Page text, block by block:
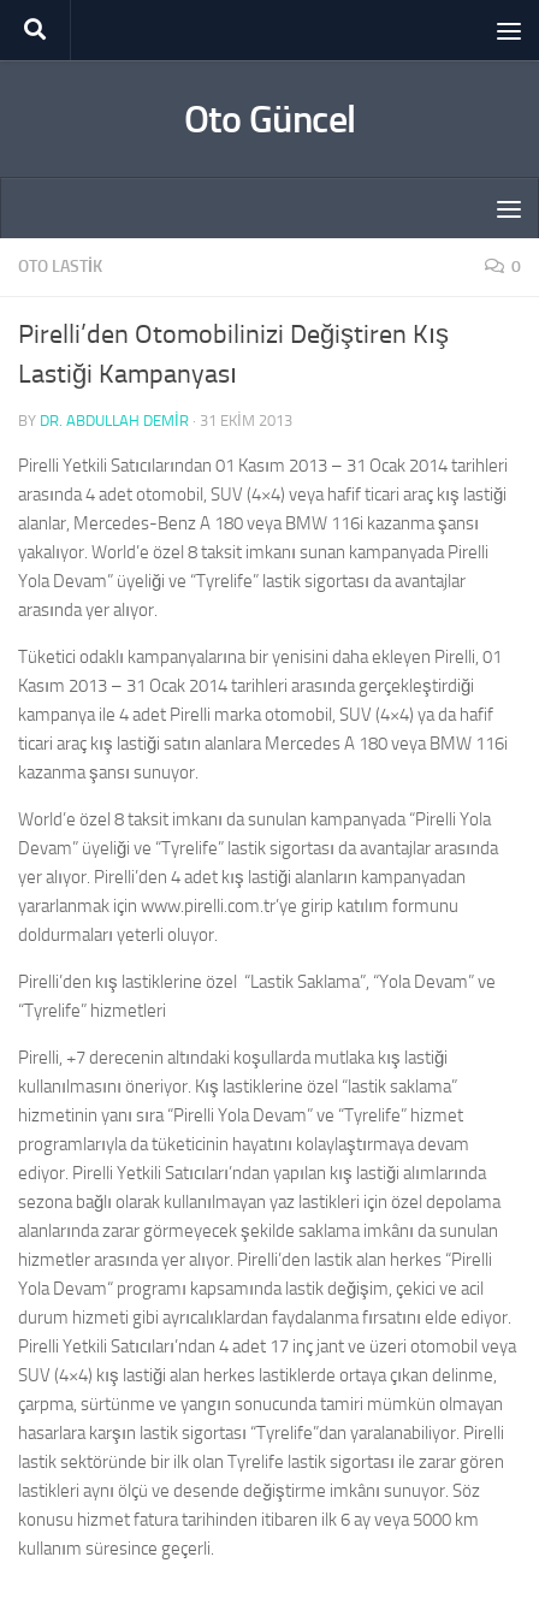
Skip to content
Oto Güncel
OTO LASTIK 0
Pirelli’den Otomobilinizi Değiştiren Kış
Lastiği Kampanyası
BY DR. ABDULLAH DEMİR · 31 EKIM 2013
Pirelli Yetkili Satıcılarından 01 Kasım 2013 – 31 Ocak 2014 tarihleri
arasında 4 adet otomobil, SUV (4×4) veya hafif ticari araç kış lastiği
alanlar, Mercedes-Benz A 180 veya BMW 116i kazanma şansı
yakalıyor. World’e özel 8 taksit imkanı sunan kampanyada Pirelli
Yola Devam” üyeliği ve “Tyrelife” lastik sigortası da avantajlar
arasında yer alıyor.
Tüketici odaklı kampanyalarına bir yenisini daha ekleyen Pirelli, 01
Kasım 2013 – 31 Ocak 2014 tarihleri arasında gerçekleştirdiği
kampanya ile 4 adet Pirelli marka otomobil, SUV (4×4) ya da hafif
ticari araç kış lastiği satın alanlara Mercedes A 180 veya BMW 116i
kazanma şansı sunuyor.
World’e özel 8 taksit imkanı da sunulan kampanyada “Pirelli Yola
Devam” üyeliği ve “Tyrelife” lastik sigortası da avantajlar arasında
yer alıyor. Pirelli’den 4 adet kış lastiği alanların kampanyadan
yararlanmak için www.pirelli.com.tr’ye girip katılım formunu
doldurmaları yeterli oluyor.
Pirelli’den kış lastiklerine özel “Lastik Saklama”, “Yola Devam” ve
“Tyrelife” hizmetleri
Pirelli, +7 derecenin altındaki koşullarda mutlaka kış lastiği
kullanılmasını öneriyor. Kış lastiklerine özel “lastik saklama”
hizmetinin yanı sıra “Pirelli Yola Devam” ve “Tyrelife” hizmet
programlarıyla da tüketicinin hayatını kolaylaştırmaya devam
ediyor. Pirelli Yetkili Satıcıları’ndan yapılan kış lastiği alımlarında
sezona bağlı olarak kullanılmayan yaz lastikleri için özel depolama
alanlarında zarar görmeyecek şekilde saklama imkânı da sunulan
hizmetler arasında yer alıyor. Pirelli’den lastik alan herkes “Pirelli
Yola Devam“ programı kapsamında lastik değişim, çekici ve acil
durum hizmeti gibi ayrıcalıklardan faydalanma fırsatını elde ediyor.
Pirelli Yetkili Satıcıları’ndan 4 adet 17 inç jant ve üzeri otomobil veya
SUV (4×4) kış lastiği alan herkes lastiklerde ortaya çıkan delinme,
çarpma, sürtünme ve yangın sonucunda tamiri mümkün olmayan
hasarlara karşın lastik sigortası “Tyrelife”dan yaralanabiliyor. Pirelli
lastik sektöründe bir ilk olan Tyrelife lastik sigortası ile zarar gören
lastikleri aynı ölçü ve desende değiştirme imkânı sunuyor. Söz
konusu hizmet fatura tarihinden itibaren ilk 6 ay veya 5000 km
kullanım süresince geçerli.